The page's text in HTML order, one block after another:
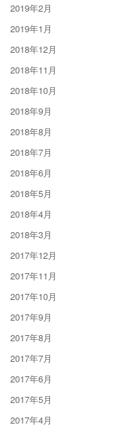
2019年2月
2019年1月
2018年12月
2018年11月
2018年10月
2018年9月
2018年8月
2018年7月
2018年6月
2018年5月
2018年4月
2018年3月
2017年12月
2017年11月
2017年10月
2017年9月
2017年8月
2017年7月
2017年6月
2017年5月
2017年4月